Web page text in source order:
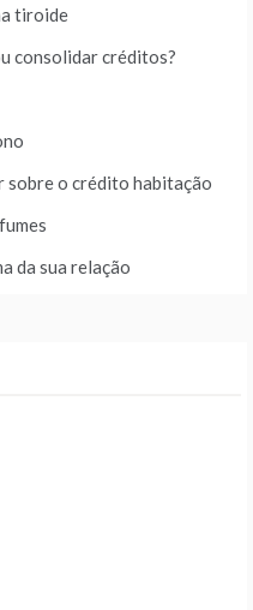
tiroide
consolidar créditos?
sobre o crédito habitação
da sua relação